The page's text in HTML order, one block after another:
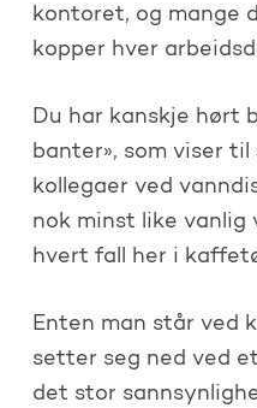
kontoret, og mange
kopper hver
Du har kanskje hørt
banter», som viser
kollegaer ved
nok minst like vanlig
hvert fall her i
Enten man står ved
setter seg ned ved
det stor